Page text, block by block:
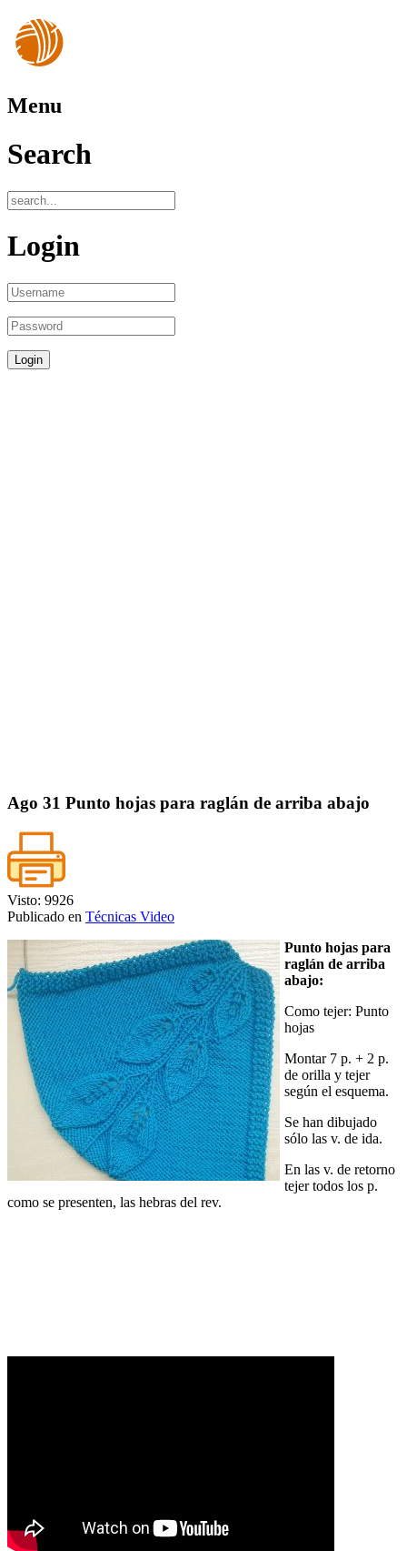
Menu
Search
Login
Ago 31 Punto hojas para raglán de arriba abajo
Visto: 9926
Publicado en Técnicas Video
Punto hojas para
raglán de arriba
abajo:
Como tejer: Punto
hojas
Montar 7 p. + 2 p.
de orilla y tejer
según el esquema.
Se han dibujado
sólo las v. de ida.
En las v. de retorno
tejer todos los p.
como se presenten, las hebras del rev.